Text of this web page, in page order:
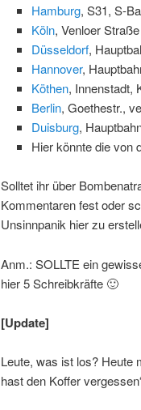
Hamburg, S31, S-
Köln, Venloer
Düsseldorf,
Hannover,
Köthen, Innenstadt,
Berlin, Goethestr.,
Duisburg,
Hier könnte die von
Solltet ihr über
Kommentaren fest oder
Unsinnpanik hier zu
Anm.: SOLLTE ein
hier 5 Schreibkräfte 🙂
[Update]
Leute, was ist los? Heute
hast den Koffer